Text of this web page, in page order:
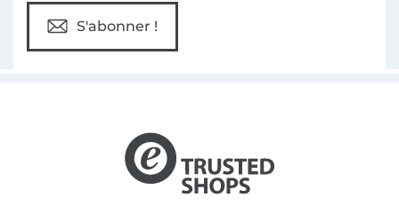
S'abonner !